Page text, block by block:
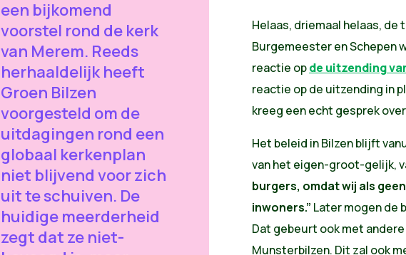
een bijkomend
voorstel rond de kerk
van Merem. Reeds
herhaaldelijk heeft
Groen Bilzen
voorgesteld om de
uitdagingen rond een
globaal kerkenplan
niet blijvend voor zich
uit te schuiven. De
huidige meerderheid
zegt dat ze niet-
Helaas, driemaal helaas,
Burgemeester en Schepen
reactie opde uitzending
reactie op de uitzending in
kreeg een echt gesprek
Het beleid in Bilzen blijft
van het eigen-groot-gelijk,
burgers, omdat wij als
inwoners.” Later mogen de
Dat gebeurt ook met
Munsterbilzen. Dit zal ook